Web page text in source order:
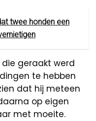
twee honden een
geraakt werd
te hebben
dat hij meteen
op eigen
met moeite.